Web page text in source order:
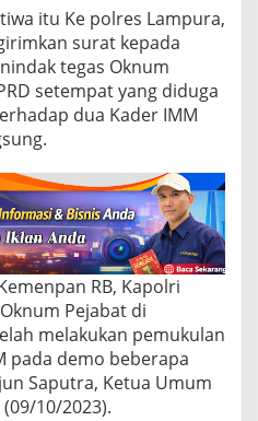
itu Ke polres Lampura,
surat kepada
tegas Oknum
setempat yang diduga
dua Kader IMM
RB, Kapolri
Pejabat di
melakukan pemukulan
pada demo beberapa
Saputra, Ketua Umum
10/2023).